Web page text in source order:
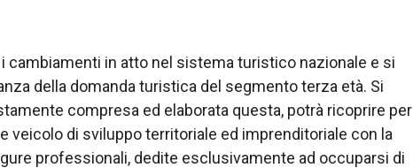
i cambiamenti in atto nel sistema turistico nazionale e si
della domanda turistica del segmento terza età. Si
compresa ed elaborata questa, potrà ricoprire per
veicolo di sviluppo territoriale ed imprenditoriale con la
professionali, dedite esclusivamente ad occuparsi di